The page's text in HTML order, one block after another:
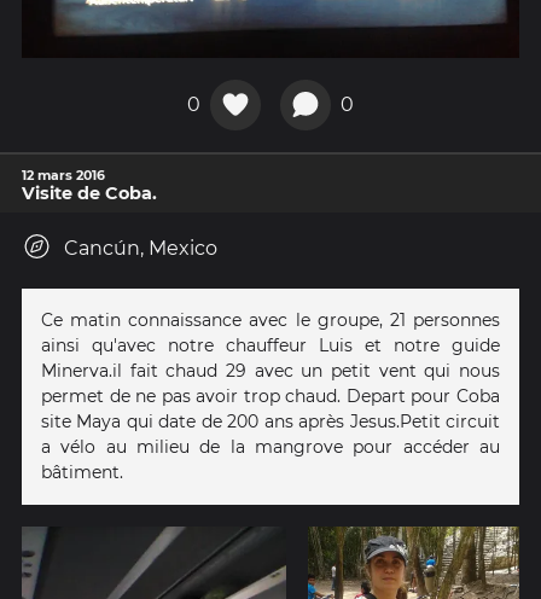
0 0
12 mars 2016
Visite de Coba.
Cancún, Mexico
Ce matin connaissance avec le groupe, 21 personnes
ainsi qu'avec notre chauffeur Luis et notre guide
Minerva.il fait chaud 29 avec un petit vent qui nous
permet de ne pas avoir trop chaud. Depart pour Coba
site Maya qui date de 200 ans après Jesus.Petit circuit
a vélo au milieu de la mangrove pour accéder au
bâtiment.